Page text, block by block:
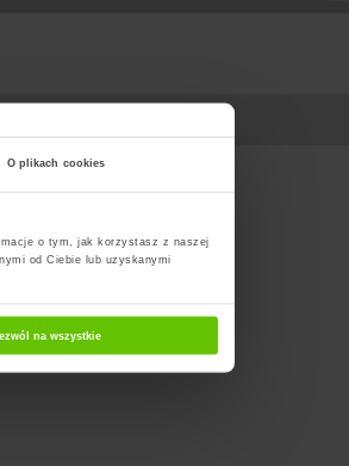
O plikach cookies
o tym, jak korzystasz z naszej
od Ciebie lub uzyskanymi
na wszystkie